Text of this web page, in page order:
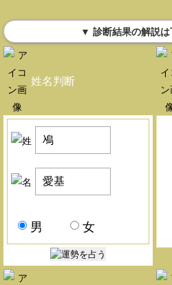
▼ 診断結果の解説
姓名判断
男 女